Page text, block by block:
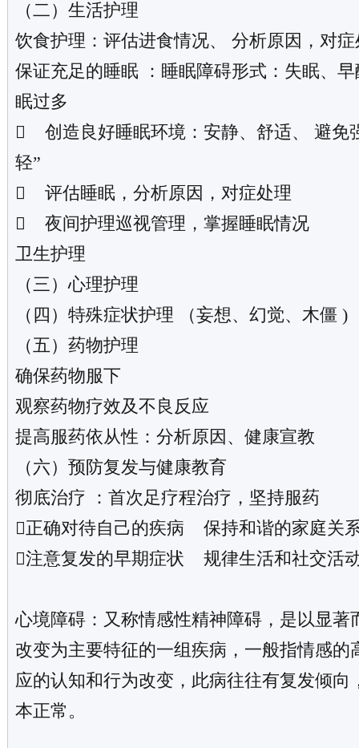
（二）生活护理
饮食护理：评估进食情况、 分析原因，对症
保证充足的睡眠 ：睡眠障碍形式：失眠、
眠过多
 创造良好睡眠环境：安静、舒适、 避免
轻”
 评估睡眠，分析原因，对症处理
 夜间护理巡视管理，掌握睡眠情况
卫生护理
（三）心理护理
（四）特殊症状护理 （妄想、幻觉、木僵 )
（五）药物护理
确保药物服下
观察药物疗效及不良反应
提高服药依从性：分析原因、健康宣教
（六）预防复发与健康教育
彻底治疗 ：首次足疗程治疗，坚持服药
正确对待自己的疾病 保持和谐的家庭关
注意复发的早期症状 规律生活和社交活
心境障碍：又称情感性精神障碍，是以显著
改变为主要特征的一组疾病，一般指情感的
应的认知和行为改变，此病往往有复发倾向
本正常。